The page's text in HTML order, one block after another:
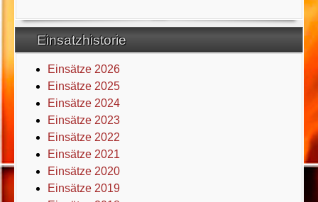
Einsatzhistorie
Einsätze 2026
Einsätze 2025
Einsätze 2024
Einsätze 2023
Einsätze 2022
Einsätze 2021
Einsätze 2020
Einsätze 2019